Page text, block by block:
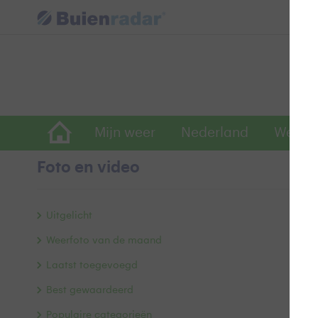
Mijn weer Nederland
Foto en video
Uitgelicht
Weerfoto van de maand
Laatst toegevoegd
Best gewaardeerd
Populaire categorieën